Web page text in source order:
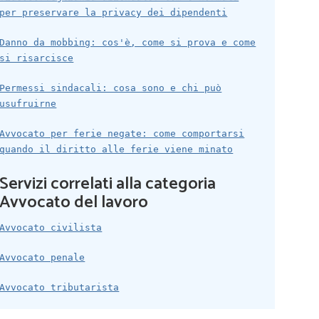
per preservare la privacy dei dipendenti
Danno da mobbing: cos'è, come si prova e come
si risarcisce
Permessi sindacali: cosa sono e chi può
usufruirne
Avvocato per ferie negate: come comportarsi
quando il diritto alle ferie viene minato
Servizi correlati alla categoria
Avvocato del lavoro
Avvocato civilista
Avvocato penale
Avvocato tributarista